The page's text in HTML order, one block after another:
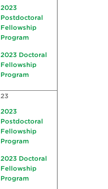
2023
Postdoctoral
Fellowship
Program
2023 Doctoral
Fellowship
Program
23
2023
Postdoctoral
Fellowship
Program
2023 Doctoral
Fellowship
Program